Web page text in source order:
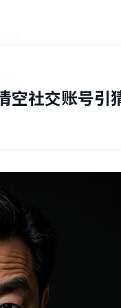
空社交账号引